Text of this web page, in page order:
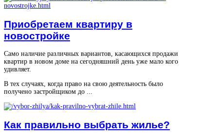
Приобретаем квартиру в
новостройке
Само наличие различных вариантов, касающихся продажи
квартир в новом доме на сегодняшний день уже мало кого
удивляет.
В тех случаях, когда право на свою деятельность было
получено застройщиком до ...
Как правильно выбрать жилье?